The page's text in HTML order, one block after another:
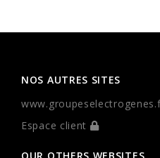
NOS AUTRES SITES
Espace client